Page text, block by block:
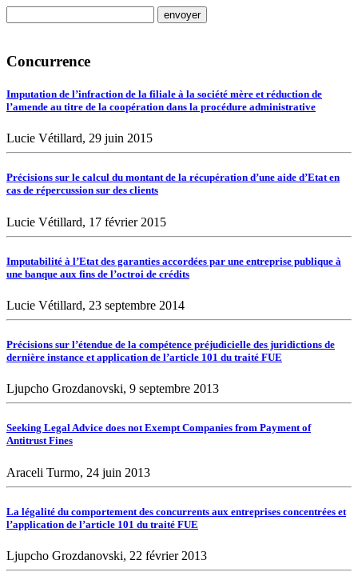
Concurrence
Imputation de l’infraction de la filiale à la société mère et réduction de
l’amende au titre de la coopération dans la procédure administrative
Lucie Vétillard, 29 juin 2015
Précisions sur le calcul du montant de la récupération d’une aide d’Etat en
cas de répercussion sur des clients
Lucie Vétillard, 17 février 2015
Imputabilité à l’Etat des garanties accordées par une entreprise publique à
une banque aux fins de l’octroi de crédits
Lucie Vétillard, 23 septembre 2014
Précisions sur l’étendue de la compétence préjudicielle des juridictions de
dernière instance et application de l’article 101 du traité FUE
Ljupcho Grozdanovski, 9 septembre 2013
Seeking Legal Advice does not Exempt Companies from Payment of
Antitrust Fines
Araceli Turmo, 24 juin 2013
La légalité du comportement des concurrents aux entreprises concentrées et
l’application de l’article 101 du traité FUE
Ljupcho Grozdanovski, 22 février 2013